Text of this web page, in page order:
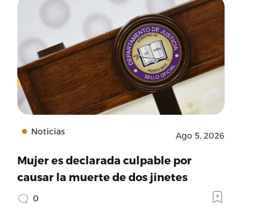
Noticias Ago 5, 2026
Mujer es declarada culpable por
causar la muerte de dos jinetes
0